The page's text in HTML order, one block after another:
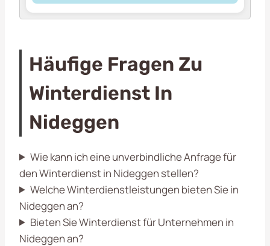
Häufige Fragen Zu
Winterdienst In
Nideggen
Wie kann ich eine unverbindliche Anfrage für
den Winterdienst in Nideggen stellen?
Welche Winterdienstleistungen bieten Sie in
Nideggen an?
Bieten Sie Winterdienst für Unternehmen in
Nideggen an?